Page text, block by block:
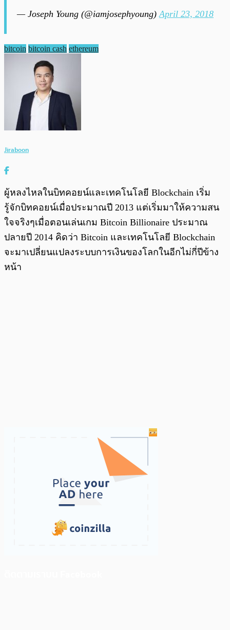
— Joseph Young (@iamjosephyoung)April 23, 2018
bitcoin bitcoin cash ethereum
Jiraboon
ผู้หลงไหลในบิทคอยน์และเทคโนโลยี Blockchain เริ่ม
รู้จักบิทคอยน์เมื่อประมาณปี 2013 แต่เริ่มมาให้ความสน
ใจจริงๆเมื่อตอนเล่นเกม Bitcoin Billionaire ประมาณ
ปลายปี 2014 คิดว่า Bitcoin และเทคโนโลยี Blockchain
จะมาเปลี่ยนแปลงระบบการเงินของโลกในอีกไม่กี่ปีข้าง
หน้า